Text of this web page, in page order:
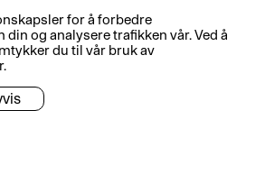
for å forbedre
og analysere trafikken vår. Ved å
du til vår bruk av